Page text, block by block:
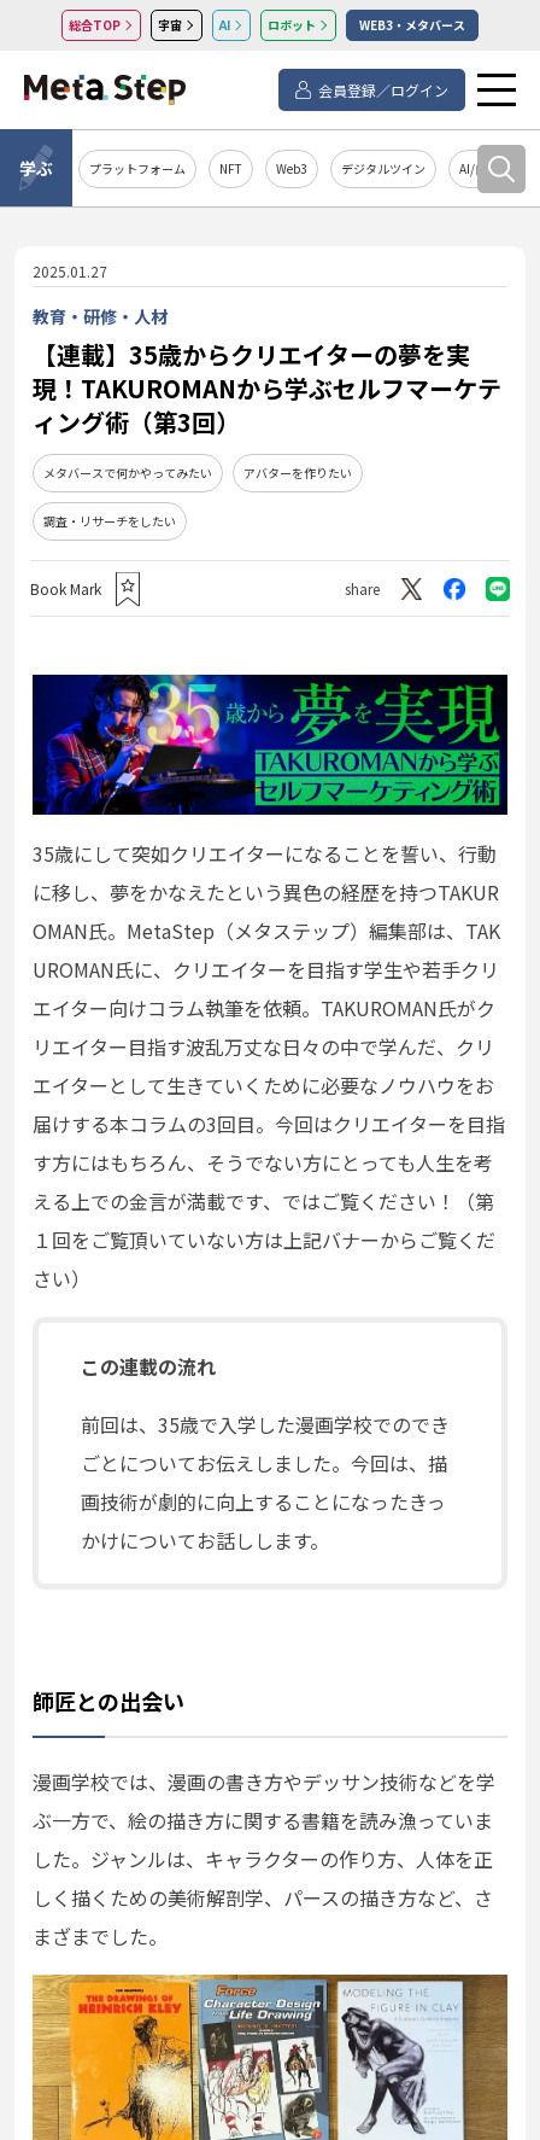
総合TOP 宇宙 AI ロボット WEB3・メタバース
会員登録／ログイン
学ぶ プラットフォーム NFT Web3 デジタルツイン AI/自然言語処
2025.01.27
教育・研修・人材
【連載】35歳からクリエイターの夢を実
現！TAKUROMANから学ぶセルフマーケテ
ィング術（第3回）
メタバースで何かやってみたい アバターを作りたい
調査・リサーチをしたい
Book Mark share
35歳にして突如クリエイターになることを誓い、行動
に移し、夢をかなえたという異色の経歴を持つTAKUR
OMAN氏。MetaStep（メタステップ）編集部は、TAK
UROMAN氏に、クリエイターを目指す学生や若手クリ
エイター向けコラム執筆を依頼。TAKUROMAN氏がク
リエイター目指す波乱万丈な日々の中で学んだ、クリ
エイターとして生きていくために必要なノウハウをお
届けする本コラムの3回目。今回はクリエイターを目指
す方にはもちろん、そうでない方にとっても人生を考
える上での金言が満載です、ではご覧ください！（第
１回をご覧頂いていない方は上記バナーからご覧くだ
さい）
この連載の流れ
前回は、35歳で入学した漫画学校でのでき
ごとについてお伝えしました。今回は、描
画技術が劇的に向上することになったきっ
かけについてお話しします。
師匠との出会い
漫画学校では、漫画の書き方やデッサン技術などを学
ぶ一方で、絵の描き方に関する書籍を読み漁っていま
した。ジャンルは、キャラクターの作り方、人体を正
しく描くための美術解剖学、パースの描き方など、さ
まざまでした。